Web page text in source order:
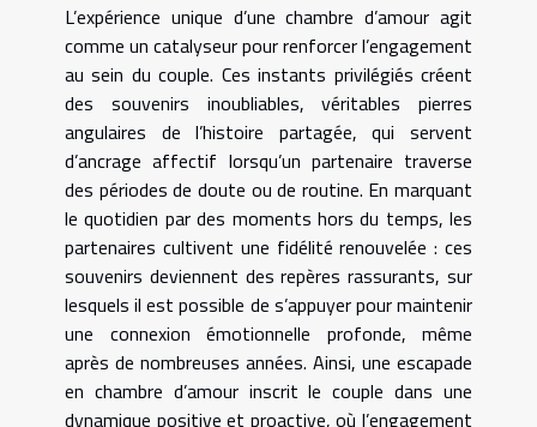
L’expérience unique d’une chambre d’amour agit
comme un catalyseur pour renforcer l’engagement
au sein du couple. Ces instants privilégiés créent
des souvenirs inoubliables, véritables pierres
angulaires de l’histoire partagée, qui servent
d’ancrage affectif lorsqu’un partenaire traverse
des périodes de doute ou de routine. En marquant
le quotidien par des moments hors du temps, les
partenaires cultivent une fidélité renouvelée : ces
souvenirs deviennent des repères rassurants, sur
lesquels il est possible de s’appuyer pour maintenir
une connexion émotionnelle profonde, même
après de nombreuses années. Ainsi, une escapade
en chambre d’amour inscrit le couple dans une
dynamique positive et proactive, où l’engagement